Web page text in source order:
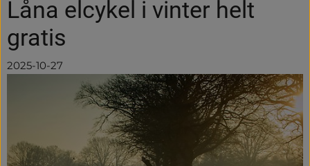
Låna elcykel i vinter helt
gratis
2025-10-27